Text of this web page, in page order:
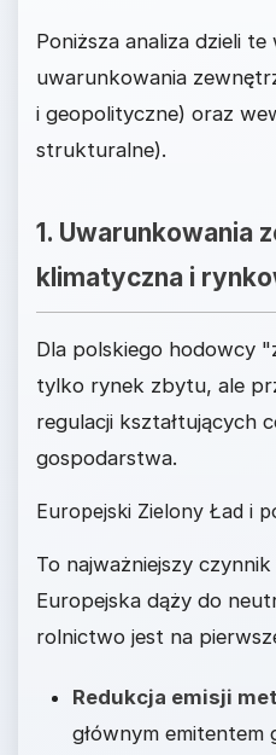
Poniższa analiza dzieli
uwarunkowania
i geopolityczne) oraz
strukturalne).
1. Uwarunkowania
klimatyczna i
Dla polskiego hodowcy
tylko rynek zbytu, ale
regulacji kształtujących
gospodarstwa.
Europejski Zielony Ład i
To najważniejszy
Europejska dąży do
rolnictwo jest na
Redukcja emisji
głównym emitentem